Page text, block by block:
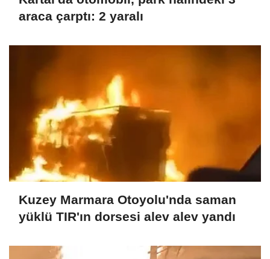
araca çarptı: 2 yaralı
Kuzey Marmara Otoyolu'nda saman
yüklü TIR'ın dorsesi alev alev yandı